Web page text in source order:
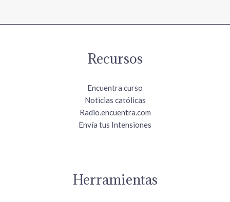
Recursos
Encuentra curso
Noticias católicas
Radio.encuentra.com
Envía tus Intensiones
Herramientas